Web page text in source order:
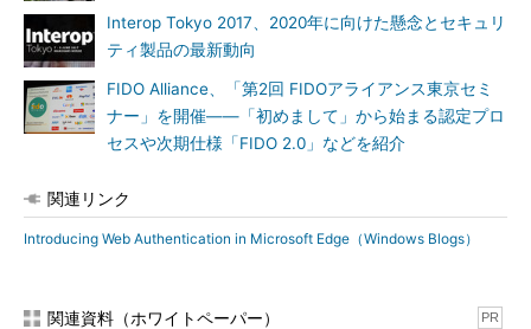
Interop Tokyo 2017、2020年に向けた懸念とセキュリ
ティ製品の最新動向
FIDO Alliance、「第2回 FIDOアライアンス東京セミ
ナー」を開催――「初めまして」から始まる認定プロ
セスや次期仕様「FIDO 2.0」などを紹介
関連リンク
Introducing Web Authentication in Microsoft Edge（Windows Blogs）
関連資料（ホワイトペーパー） PR